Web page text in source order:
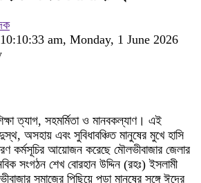
am, Monday, 1 June 2026
ত্যাগ, সহমর্মিতা ও মানবকল্যাণ। এই
অসহায় এবং সুবিধাবঞ্চিত মানুষের মুখে হাসি
কর্মসূচির আয়োজন করেছে মৌলভীবাজার জেলার
সংগঠন শেখ বোরহান উদ্দিন (রহঃ) ইসলামী
সমাজের পিছিয়ে পড়া মানুষের সঙ্গে ঈদের